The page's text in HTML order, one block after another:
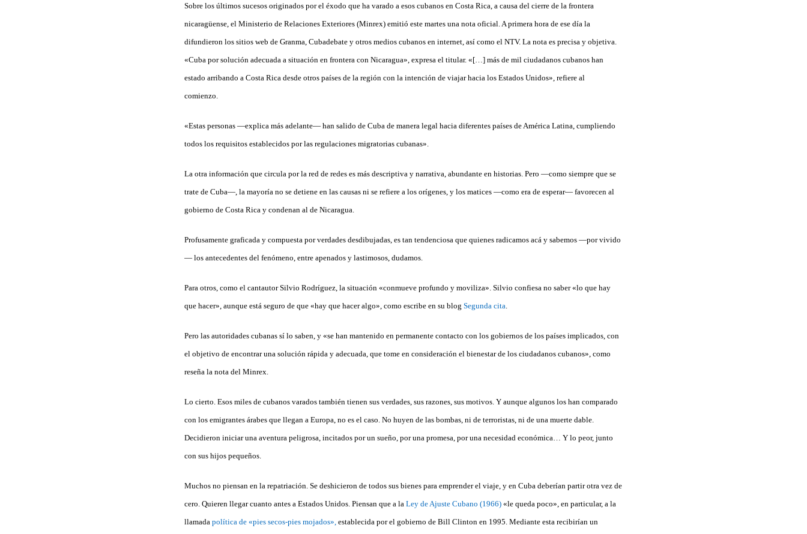
Sobre los últimos sucesos originados por el éxodo que ha varado a esos cubanos en Costa Rica, a causa del cierre de la frontera
nicaragüense, el Ministerio de Relaciones Exteriores (Minrex) emitió este martes una nota oficial. A primera hora de ese día la
difundieron los sitios web de Granma, Cubadebate y otros medios cubanos en internet, así como el NTV. La nota es precisa y objetiva.
«Cuba por solución adecuada a situación en frontera con Nicaragua», expresa el titular. «[…] más de mil ciudadanos cubanos han
estado arribando a Costa Rica desde otros países de la región con la intención de viajar hacia los Estados Unidos», refiere al
comienzo.
«Estas personas —explica más adelante— han salido de Cuba de manera legal hacia diferentes países de América Latina, cumpliendo
todos los requisitos establecidos por las regulaciones migratorias cubanas».
La otra información que circula por la red de redes es más descriptiva y narrativa, abundante en historias. Pero —como siempre que se
trate de Cuba—, la mayoría no se detiene en las causas ni se refiere a los orígenes, y los matices —como era de esperar— favorecen al
gobierno de Costa Rica y condenan al de Nicaragua.
Profusamente graficada y compuesta por verdades desdibujadas, es tan tendenciosa que quienes radicamos acá y sabemos —por vivido
— los antecedentes del fenómeno, entre apenados y lastimosos, dudamos.
Para otros, como el cantautor Silvio Rodríguez, la situación «conmueve profundo y moviliza». Silvio confiesa no saber «lo que hay
que hacer», aunque está seguro de que «hay que hacer algo», como escribe en su blog Segunda cita
Pero las autoridades cubanas sí lo saben, y «se han mantenido en permanente contacto con los gobiernos de los países implicados, con
el objetivo de encontrar una solución rápida y adecuada, que tome en consideración el bienestar de los ciudadanos cubanos», como
reseña la nota del Minrex.
Lo cierto. Esos miles de cubanos varados también tienen sus verdades, sus razones, sus motivos. Y aunque algunos los han comparado
con los emigrantes árabes que llegan a Europa, no es el caso. No huyen de las bombas, ni de terroristas, ni de una muerte dable.
Decidieron iniciar una aventura peligrosa, incitados por un sueño, por una promesa, por una necesidad económica… Y lo peor, junto
con sus hijos pequeños.
Muchos no piensan en la repatriación. Se deshicieron de todos sus bienes para emprender el viaje, y en Cuba deberían partir otra vez de
cero. Quieren llegar cuanto antes a Estados Unidos. Piensan que a la Ley de Ajuste Cubano (1966) «le queda poco», en particular, a la
llamada política de «pies secos-pies mojados», establecida por el gobierno de Bill Clinton en 1995. Mediante esta recibirían un